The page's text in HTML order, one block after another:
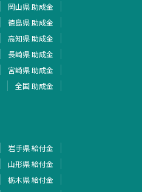
岡山県 助成金
徳島県 助成金
高知県 助成金
長崎県 助成金
宮崎県 助成金
全国 助成金
岩手県 給付金
山形県 給付金
栃木県 給付金